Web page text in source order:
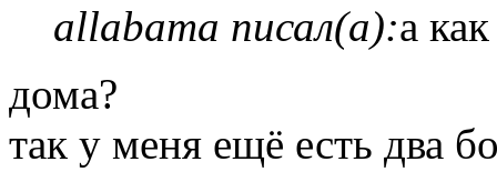
allabama писал(а):а
дома?
так у меня ещё есть два